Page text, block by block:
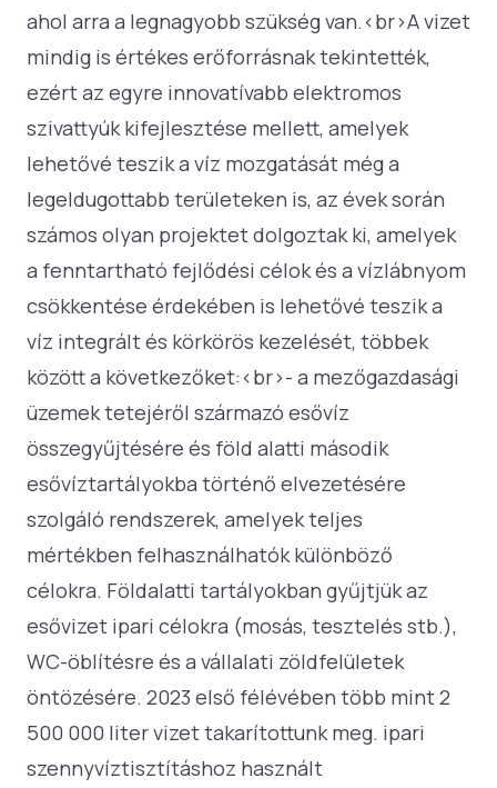
ahol arra a legnagyobb szükség van.<br>A vizet
mindig is értékes erőforrásnak tekintették,
ezért az egyre innovatívabb elektromos
szivattyúk kifejlesztése mellett, amelyek
lehetővé teszik a víz mozgatását még a
legeldugottabb területeken is, az évek során
számos olyan projektet dolgoztak ki, amelyek
a fenntartható fejlődési célok és a vízlábnyom
csökkentése érdekében is lehetővé teszik a
víz integrált és körkörös kezelését, többek
között a következőket:<br>- a mezőgazdasági
üzemek tetejéről származó esővíz
összegyűjtésére és föld alatti második
esővíztartályokba történő elvezetésére
szolgáló rendszerek, amelyek teljes
mértékben felhasználhatók különböző
célokra. Földalatti tartályokban gyűjtjük az
esővizet ipari célokra (mosás, tesztelés stb.),
WC-öblítésre és a vállalati zöldfelületek
öntözésére. 2023 első félévében több mint 2
500 000 liter vizet takarítottunk meg. ipari
szennyvíztisztításhoz használt